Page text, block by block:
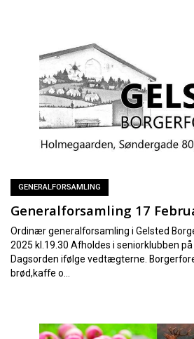
GENERALFORSAMLING
Generalforsamling 17
Ordinær generalforsamling i Gelsted
2025 kl.19.30 Afholdes i seniorklubben
Dagsorden ifølge vedtægterne.
brød,kaffe o...